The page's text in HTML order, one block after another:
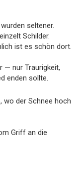
seltener.
Schilder.
ist es schön dort.
— nur Traurigkeit,
enden sollte.
wo der Schnee hoch
Griff an die